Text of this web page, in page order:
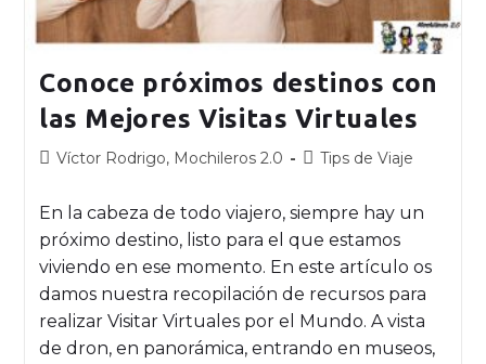
Conoce próximos destinos con
las Mejores Visitas Virtuales
Víctor Rodrigo, Mochileros 2.0 Tips de Viaje
En la cabeza de todo viajero, siempre hay un
próximo destino, listo para el que estamos
viviendo en ese momento. En este artículo os
damos nuestra recopilación de recursos para
realizar Visitar Virtuales por el Mundo. A vista
de dron, en panorámica, entrando en museos,